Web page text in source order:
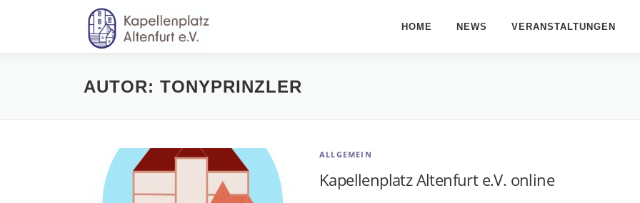
HOME NEWS VERANSTALTUNGEN
AUTOR: TONYPRINZLER
ALLGEMEIN
Kapellenplatz Altenfurt e.V. online